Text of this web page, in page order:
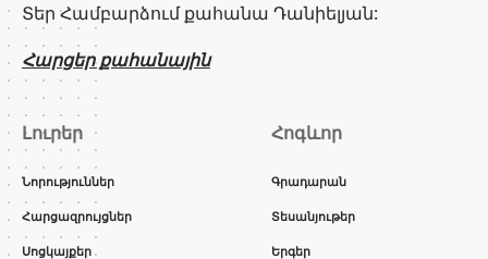
Տեր Համբարձում քահանա Դանիելյան:
Հարցեր քահանային
Լուրեր
Նորություններ
Հարցազրույցներ
Սոցկայքեր
Հոգևոր
Գրադարան
Տեսանյութեր
Երգեր